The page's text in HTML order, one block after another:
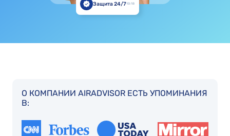
Защита 24/710:18
О КОМПАНИИ AIRADVISOR ЕСТЬ УПОМИНАНИЯ
В: